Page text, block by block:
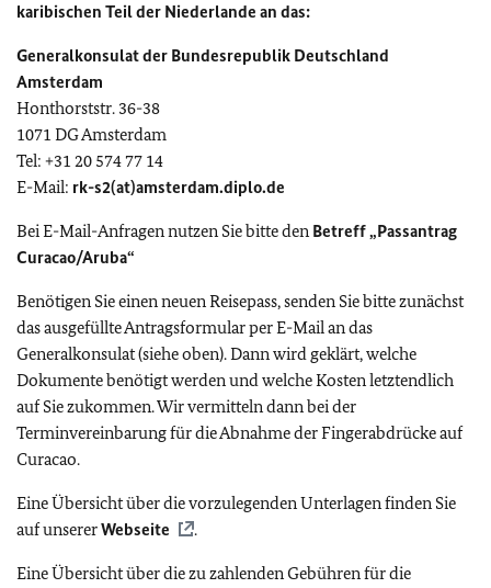
karibischen Teil der Niederlande an das:
Generalkonsulat der Bundesrepublik Deutschland
Amsterdam
Honthorststr. 36-38
1071 DG Amsterdam
Tel: +31 20 574 77 14
E-Mail: rk-s2(at)amsterdam.diplo.de
Bei E-Mail-Anfragen nutzen Sie bitte den Betreff „Passantrag
Curacao/Aruba“
Benötigen Sie einen neuen Reisepass, senden Sie bitte zunächst
das ausgefüllte Antragsformular per E-Mail an das
Generalkonsulat (siehe oben). Dann wird geklärt, welche
Dokumente benötigt werden und welche Kosten letztendlich
auf Sie zukommen. Wir vermitteln dann bei der
Terminvereinbarung für die Abnahme der Fingerabdrücke auf
Curacao.
Eine Übersicht über die vorzulegenden Unterlagen finden Sie
auf unsererWebseite .
Eine Übersicht über die zu zahlenden Gebühren für die